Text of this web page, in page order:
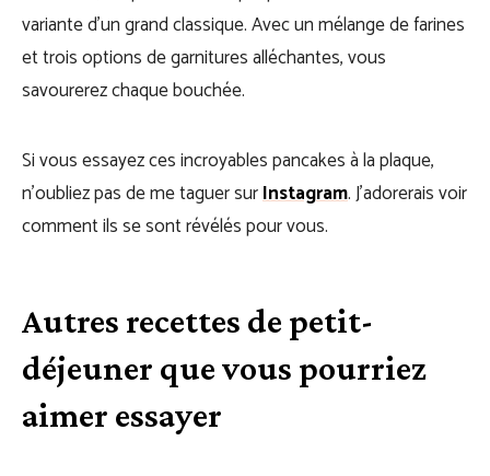
variante d’un grand classique. Avec un mélange de farines
et trois options de garnitures alléchantes, vous
savourerez chaque bouchée.
Si vous essayez ces incroyables pancakes à la plaque,
n’oubliez pas de me taguer surInstagram. J’adorerais voir
comment ils se sont révélés pour vous.
Autres recettes de petit-
déjeuner que vous pourriez
aimer essayer